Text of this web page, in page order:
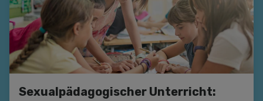
Sexualpädagogischer Unterricht: